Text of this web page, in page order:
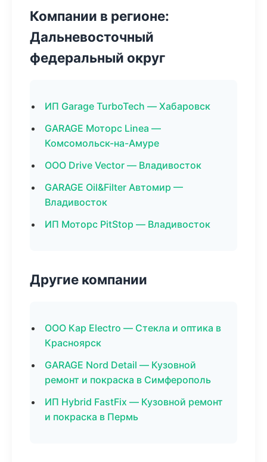
Компании в регионе:
Дальневосточный
федеральный округ
ИП Garage TurboTech — Хабаровск
GARAGE Моторс Linea —
Комсомольск-на-Амуре
ООО Drive Vector — Владивосток
GARAGE Oil&Filter Автомир —
Владивосток
ИП Моторс PitStop — Владивосток
Другие компании
ООО Кар Electro — Стекла и оптика в
Красноярск
GARAGE Nord Detail — Кузовной
ремонт и покраска в Симферополь
ИП Hybrid FastFix — Кузовной ремонт
и покраска в Пермь